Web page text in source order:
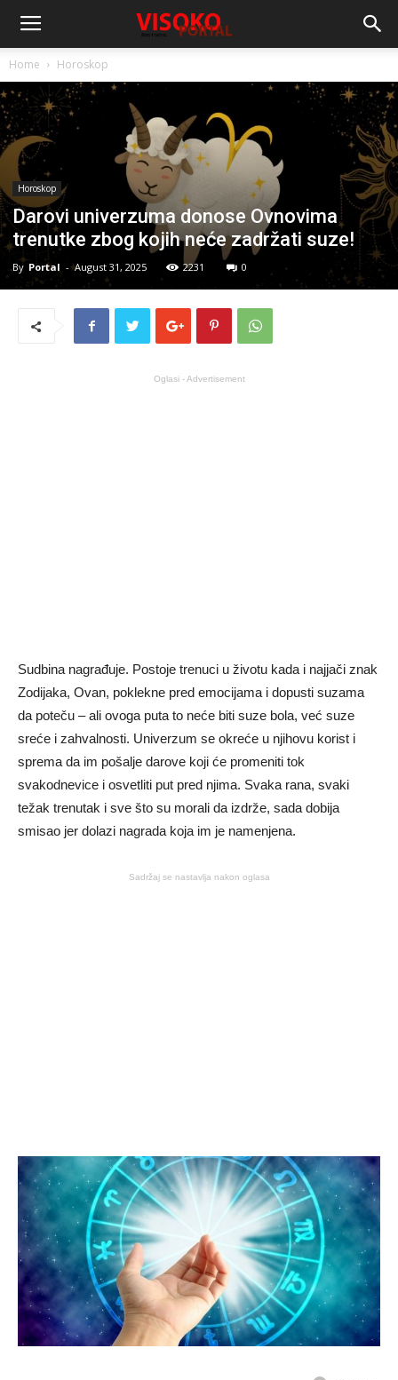
Home Horoskop
Horoskop
Darovi univerzuma donose Ovnovima
trenutke zbog kojih neće zadržati suze!
By Portal - August 31, 2025 2231 0
Oglasi - Advertisement
Sudbina nagrađuje. Postoje trenuci u životu kada i najjači znak
Zodijaka, Ovan, poklekne pred emocijama i dopusti suzama
da poteču – ali ovoga puta to neće biti suze bola, već suze
sreće i zahvalnosti. Univerzum se okreće u njihovu korist i
sprema da im pošalje darove koji će promeniti tok
svakodnevice i osvetliti put pred njima. Svaka rana, svaki
težak trenutak i sve što su morali da izdrže, sada dobija
smisao jer dolazi nagrada koja im je namenjena.
Sadržaj se nastavlja nakon oglasa